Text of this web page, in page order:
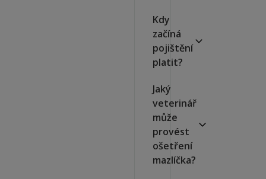
Kdy
začíná
pojištění
platit?
Jaký
veterinář
může
provést
ošetření
mazlíčka?